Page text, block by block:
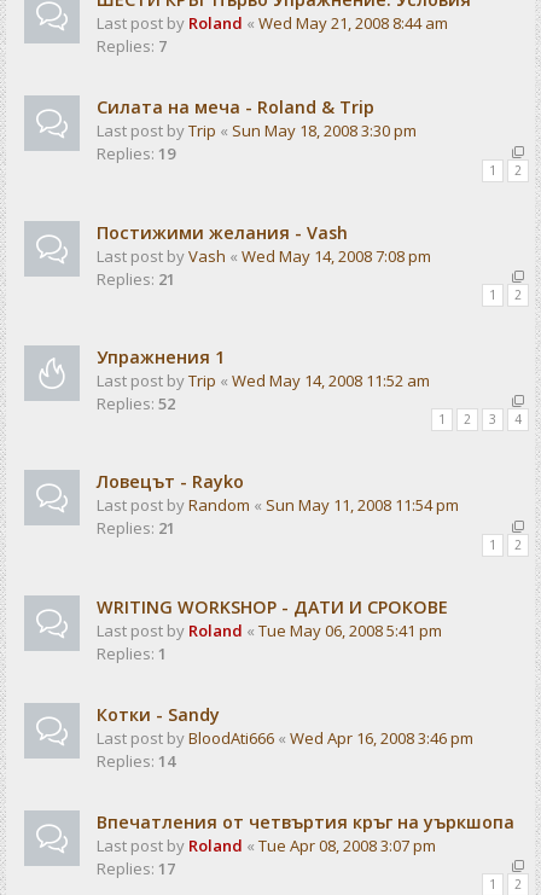
Last post by Roland « Wed May 21, 2008 8:44 am
Replies: 7
Силата на меча - Roland & Trip
Last post byTrip « Sun May 18, 2008 3:30 pm
Replies: 19
1 2
Постижими желания - Vash
Last post byVash « Wed May 14, 2008 7:08 pm
Replies: 21
1 2
Упражнения 1
Last post byTrip « Wed May 14, 2008 11:52 am
Replies: 52
1 2 3 4
Ловецът - Rayko
Last post byRandom « Sun May 11, 2008 11:54 pm
Replies: 21
1 2
WRITING WORKSHOP - ДАТИ И СРОКОВЕ
Last post by Roland « Tue May 06, 2008 5:41 pm
Replies: 1
Котки - Sandy
Last post byBloodAti666 « Wed Apr 16, 2008 3:46 pm
Replies: 14
Впечатления от четвъртия кръг на уъркшопа
Last post by Roland « Tue Apr 08, 2008 3:07 pm
Replies: 17
1 2